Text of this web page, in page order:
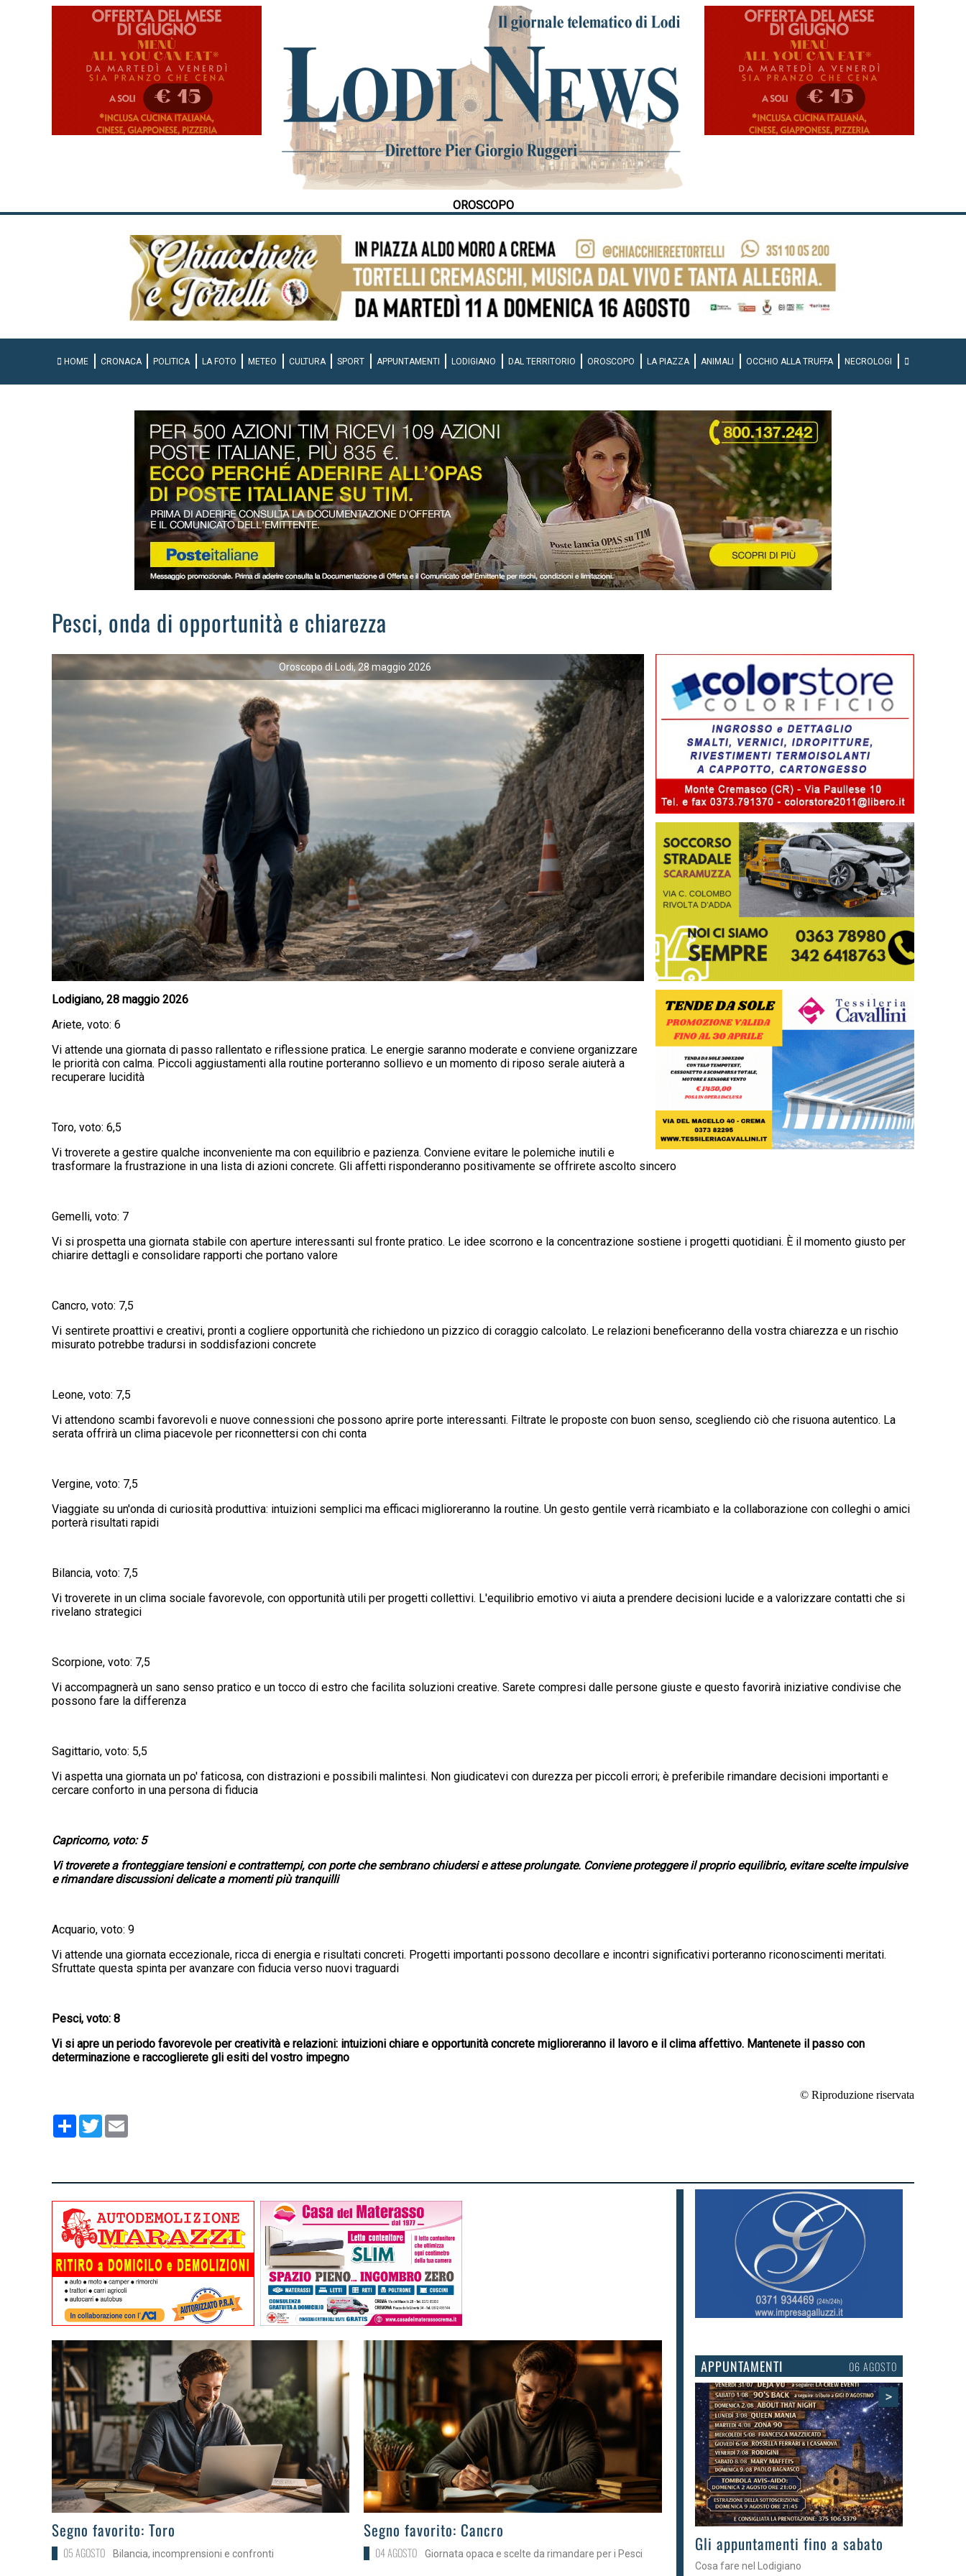
OROSCOPO
HOME CRONACA POLITICA LA FOTO METEO CULTURA SPORT APPUNTAMENTI LODIGIANO DAL TERRITORIO OROSCOPO LA PIAZZA ANIMALI OCCHIO ALLA TRUFFA NECROLOGI
Pesci, onda di opportunità e chiarezza
Oroscopo di Lodi, 28 maggio 2026
Lodigiano, 28 maggio 2026
Ariete, voto: 6
Vi attende una giornata di passo rallentato e riflessione pratica. Le energie saranno moderate e conviene organizzare
le priorità con calma. Piccoli aggiustamenti alla routine porteranno sollievo e un momento di riposo serale aiuterà a
recuperare lucidità
Toro, voto: 6,5
Vi troverete a gestire qualche inconveniente ma con equilibrio e pazienza. Conviene evitare le polemiche inutili e
trasformare la frustrazione in una lista di azioni concrete. Gli affetti risponderanno positivamente se offrirete ascolto sincero
Gemelli, voto: 7
Vi si prospetta una giornata stabile con aperture interessanti sul fronte pratico. Le idee scorrono e la concentrazione sostiene i progetti quotidiani. È il momento giusto per
chiarire dettagli e consolidare rapporti che portano valore
Cancro, voto: 7,5
Vi sentirete proattivi e creativi, pronti a cogliere opportunità che richiedono un pizzico di coraggio calcolato. Le relazioni beneficeranno della vostra chiarezza e un rischio
misurato potrebbe tradursi in soddisfazioni concrete
Leone, voto: 7,5
Vi attendono scambi favorevoli e nuove connessioni che possono aprire porte interessanti. Filtrate le proposte con buon senso, scegliendo ciò che risuona autentico. La
serata offrirà un clima piacevole per riconnettersi con chi conta
Vergine, voto: 7,5
Viaggiate su un'onda di curiosità produttiva: intuizioni semplici ma efficaci miglioreranno la routine. Un gesto gentile verrà ricambiato e la collaborazione con colleghi o amici
porterà risultati rapidi
Bilancia, voto: 7,5
Vi troverete in un clima sociale favorevole, con opportunità utili per progetti collettivi. L'equilibrio emotivo vi aiuta a prendere decisioni lucide e a valorizzare contatti che si
rivelano strategici
Scorpione, voto: 7,5
Vi accompagnerà un sano senso pratico e un tocco di estro che facilita soluzioni creative. Sarete compresi dalle persone giuste e questo favorirà iniziative condivise che
possono fare la differenza
Sagittario, voto: 5,5
Vi aspetta una giornata un po' faticosa, con distrazioni e possibili malintesi. Non giudicatevi con durezza per piccoli errori; è preferibile rimandare decisioni importanti e
cercare conforto in una persona di fiducia
Capricorno, voto: 5
Vi troverete a fronteggiare tensioni e contrattempi, con porte che sembrano chiudersi e attese prolungate. Conviene proteggere il proprio equilibrio, evitare scelte impulsive
e rimandare discussioni delicate a momenti più tranquilli
Acquario, voto: 9
Vi attende una giornata eccezionale, ricca di energia e risultati concreti. Progetti importanti possono decollare e incontri significativi porteranno riconoscimenti meritati.
Sfruttate questa spinta per avanzare con fiducia verso nuovi traguardi
Pesci, voto: 8
Vi si apre un periodo favorevole per creatività e relazioni: intuizioni chiare e opportunità concrete miglioreranno il lavoro e il clima affettivo. Mantenete il passo con
determinazione e raccoglierete gli esiti del vostro impegno
© Riproduzione riservata
Condividi
Twitter
>
Segno favorito: Toro
05 AGOSTO Bilancia, incomprensioni e confronti
>
Segno favorito: Cancro
04 AGOSTO Giornata opaca e scelte da rimandare per i Pesci
APPUNTAMENTI 03 AGOSTO
>
Gli eventi della settimana
Tra torte, cinema e musica live